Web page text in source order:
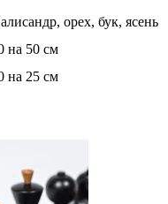
орех, бук, ясень
на 50 см
на 25 см